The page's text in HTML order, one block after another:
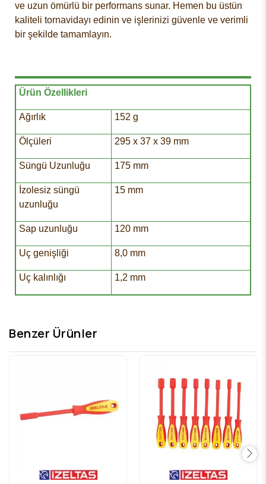
ve uzun ömürlü bir performans sunar. Hemen bu üstün
kaliteli tornavidayı edinin ve işlerinizi güvenle ve verimli
bir şekilde tamamlayın.
Ürün Özellikleri
Ağırlık 152 g
Ölçüleri 295 x 37 x 39 mm
Süngü Uzunluğu 175 mm
İzolesiz süngü
uzunluğu
15 mm
Sap uzunluğu 120 mm
Uç genişliği 8,0 mm
Uç kalınlığı 1,2 mm
Benzer Ürünler